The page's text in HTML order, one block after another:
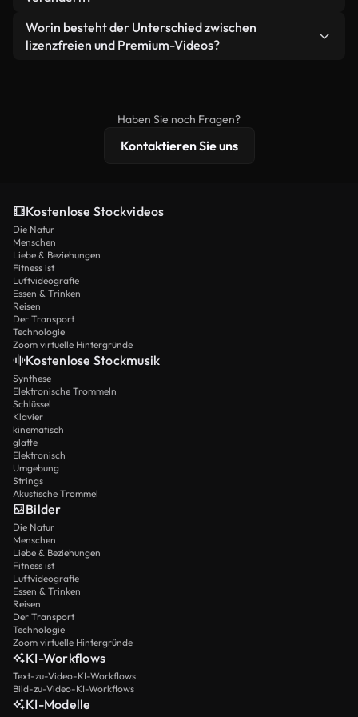
weiterverbreiten.
Videomaterial.
Ja. Sie dürfen unsere Videos gerne kürzen,
bearbeiten oder neu zusammenstellen. Achten Sie
Worin besteht der Unterschied zwischen
lizenzfreien und Premium-Videos?
erweiterten Lizenzschutz bieten.
Haben Sie noch Fragen?
Kontaktieren Sie uns
Kostenlose Stockvideos
Die Natur
Menschen
Liebe & Beziehungen
Fitness ist
Luftvideografie
Essen & Trinken
Reisen
Der Transport
Technologie
Zoom virtuelle Hintergründe
Kostenlose Stockmusik
Synthese
Elektronische Trommeln
Schlüssel
Klavier
kinematisch
glatte
Elektronisch
Umgebung
Strings
Akustische Trommel
Bilder
Die Natur
Menschen
Liebe & Beziehungen
Fitness ist
Luftvideografie
Essen & Trinken
Reisen
Der Transport
Technologie
Zoom virtuelle Hintergründe
KI-Workflows
Text-zu-Video-KI-Workflows
Bild-zu-Video-KI-Workflows
KI-Modelle